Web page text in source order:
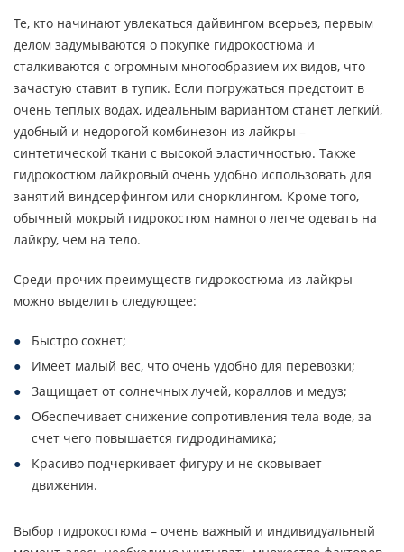
Те, кто начинают увлекаться дайвингом всерьез, первым
делом задумываются о покупке гидрокостюма и
сталкиваются с огромным многообразием их видов, что
зачастую ставит в тупик. Если погружаться предстоит в
очень теплых водах, идеальным вариантом станет легкий,
удобный и недорогой комбинезон из лайкры –
синтетической ткани с высокой эластичностью. Также
гидрокостюм лайкровый очень удобно использовать для
занятий виндсерфингом или снорклингом. Кроме того,
обычный мокрый гидрокостюм намного легче одевать на
лайкру, чем на тело.
Среди прочих преимуществ гидрокостюма из лайкры
можно выделить следующее:
Быстро сохнет;
Имеет малый вес, что очень удобно для перевозки;
Защищает от солнечных лучей, кораллов и медуз;
Обеспечивает снижение сопротивления тела воде, за
счет чего повышается гидродинамика;
Красиво подчеркивает фигуру и не сковывает
движения.
Выбор гидрокостюма – очень важный и индивидуальный